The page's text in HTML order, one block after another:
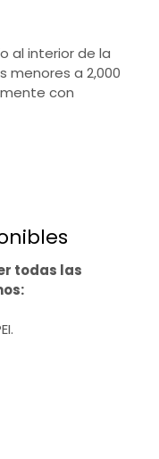
al interior de la
menores a 2,000
con
todas las